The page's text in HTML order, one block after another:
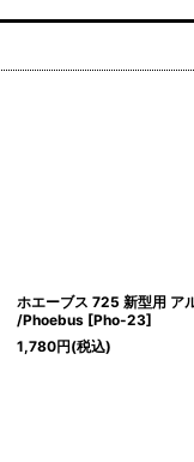
ホエーブス 725 新型用 ア
/Phoebus [Pho-23]
1,780円(税込)